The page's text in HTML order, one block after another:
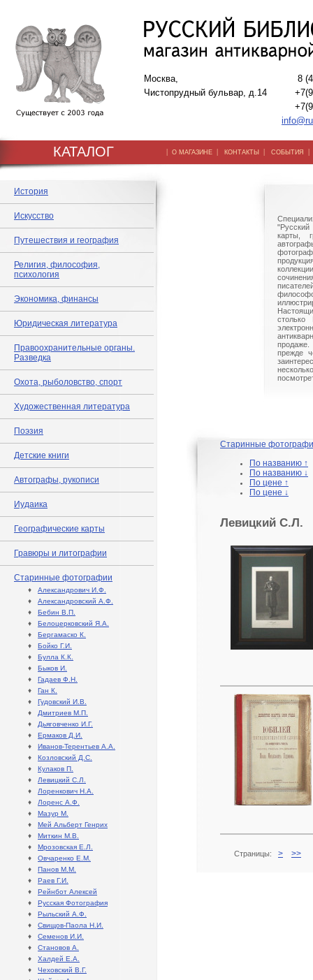
Москва,
Чистопрудный бульвар, д.14
8
КАТАЛОГ | О МАГАЗИНЕ | КОНТАКТЫ | СОБЫТИЯ
История
Искусство
Путешествия и география
Религия, философия,
психология
Экономика, финансы
Юридическая литература
Правоохранительные органы.
Разведка
Охота, рыболовство, спорт
Художественная литература
Поэзия
Детские книги
Автографы, рукописи
Иудаика
Географические карты
Гравюры и литографии
Старинные фотографии
♦ Александрович И.Ф.
♦ Александровский А.Ф.
♦ Бебин В.П.
♦ Белоцерковский Я.А.
♦ Бергамаско К.
♦ Бойко Г.И.
♦ Булла К.К.
♦ Быков И.
♦ Гадаев Ф.Н.
♦ Ган К.
♦ Гудовский И.В.
♦ Дмитриев М.П.
♦ Дьяговченко И.Г.
♦ Ермаков Д.И.
♦ Иванов-Терентьев А.А.
♦ Козловский Д.С.
♦ Кулаков П.
♦ Левицкий С.Л.
♦ Лоренкович Н.А.
♦ Лоренс А.Ф.
♦ Мазур М.
♦ Мей Альберт Генрих
♦ Миткин М.В.
♦ Мрозовская Е.Л.
♦ Овчаренко Е.М.
♦ Панов М.М.
♦ Раев Г.И.
♦ Рейнбот Алексей
♦ Русская Фотография
♦ Рыльский А.Ф.
♦ Свищов-Паола Н.И.
♦ Семенов И.И.
♦ Становов А.
♦ Халдей Е.А.
♦ Чеховский В.Г.
"Русский
карты,
столько
прежде
Старинные
По названию ↑
По названию ↓
По цене ↑
По цене ↓
Левицкий С.Л.
Страницы: > >>